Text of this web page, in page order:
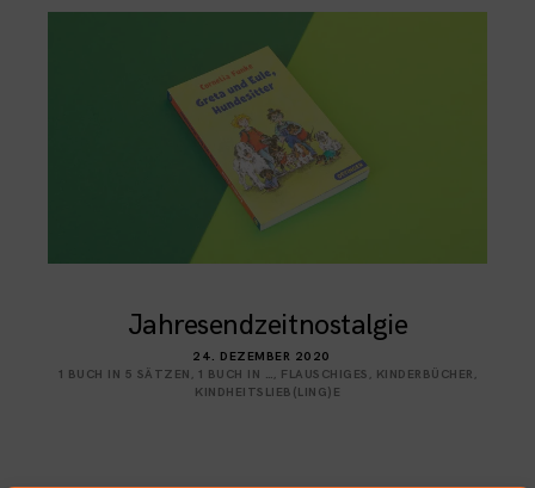
Jahresendzeitnostalgie
24. DEZEMBER 2020
1 BUCH IN 5 SÄTZEN , 1 BUCH IN …, FLAUSCHIGES , KINDERBÜCHER ,
KINDHEITSLIEB(LING)E